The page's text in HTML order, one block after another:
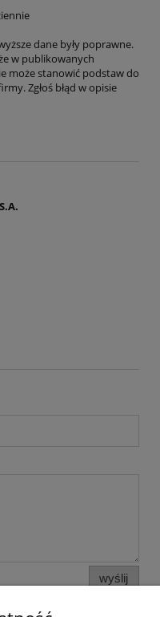
dane były poprawne.
w publikowanych
może stanowić podstaw do
Zgłoś błąd w opisie
wyślij